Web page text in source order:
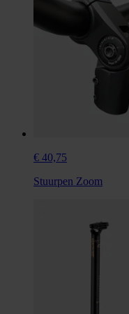
€ 40,75
Stuurpen Zoom